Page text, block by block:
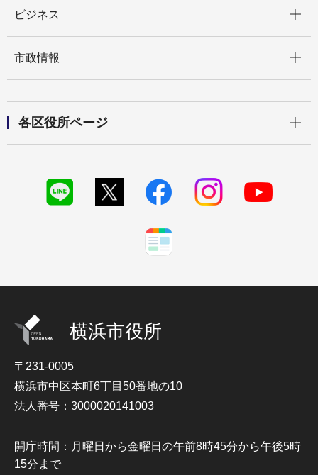
ビジネス
市政情報
各区役所ページ
横浜市役所
〒231-0005
横浜市中区本町6丁目50番地の10
法人番号：3000020141003
開庁時間：月曜日から金曜日の午前8時45分から午後5時
15分まで